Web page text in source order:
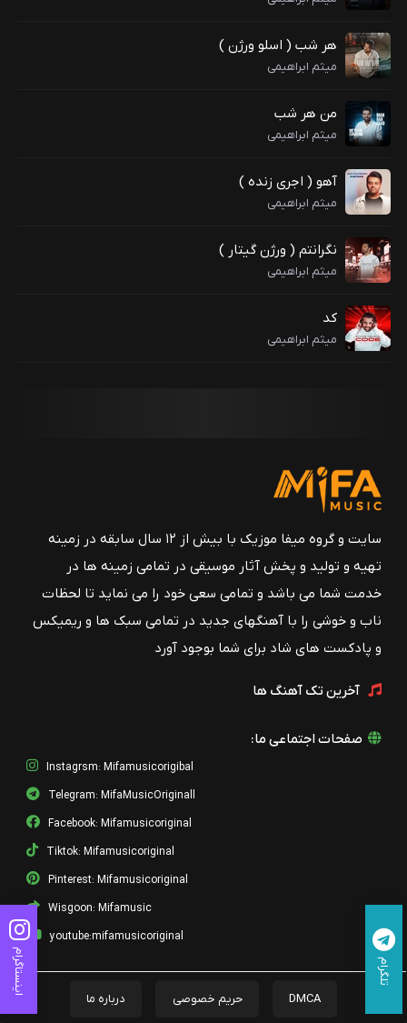
هر شب ( اسلو ورژن )
میثم ابراهیمی
من هر شب
میثم ابراهیمی
آهو ( اجری زنده )
میثم ابراهیمی
نگرانتم ( ورژن گیتار )
میثم ابراهیمی
کد
میثم ابراهیمی
سایت و گروه میفا موزیک با بیش از ۱۲ سال سابقه در زمینه
تهیه و تولید و پخش آثار موسیقی در تمامی زمینه ها در
خدمت شما می باشد و تمامی سعی خود را می نماید تا لحظات
ناب و خوشی را با آهنگهای جدید در تمامی سبک ها و ریمیکس
و پادکست های شاد برای شما بوجود آورد
آخرین تک آهنگ ها
صفحات اجتماعی ما:
Instagrsm: Mifamusicorigibal
Telegram: MifaMusicOriginall
Facebook: Mifamusicoriginal
Tiktok: Mifamusicoriginal
Pinterest: Mifamusicoriginal
Wisgoon: Mifamusic
youtube:mifamusicoriginal
DMCA حریم خصوصی درباره ما
اینستاگرام تلگرام